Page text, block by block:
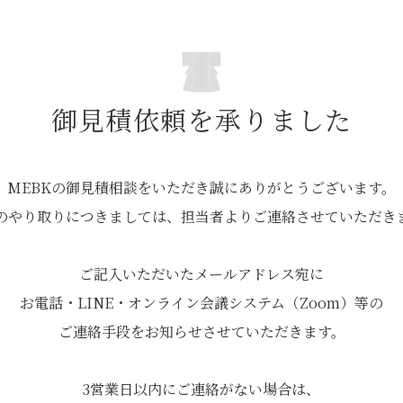
御見積依頼を承りました
MEBKの御見積相談をいただき誠にありがとうございます。
やり取りにつきましては、担当者よりご連絡させていただき
ご記入いただいたメールアドレス宛に
お電話・LINE・オンライン会議システム（Zoom）等の
ご連絡手段をお知らせさせていただきます。
3営業日以内にご連絡がない場合は、